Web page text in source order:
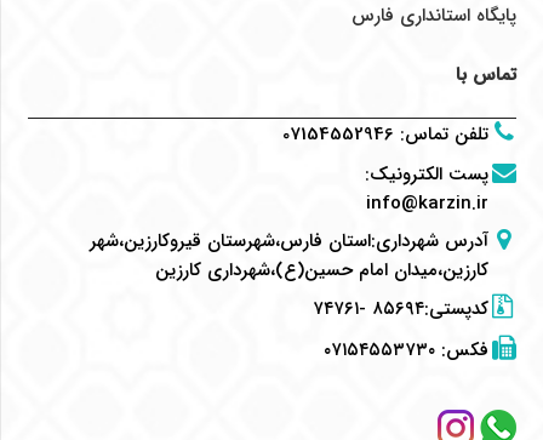
پایگاه استانداری فارس
تماس با
تلفن تماس:
07154552946
پست الکترونیک:
info@karzin.ir
آدرس شهرداری:استان فارس،شهرستان قیروکارزین،شهر
کارزین،میدان امام حسین(ع)،شهرداری کارزین
کدپستی:۸۵۶۹۴ -۷۴۷۶۱
فکس:۰۷۱۵۴۵۵۳۷۳۰